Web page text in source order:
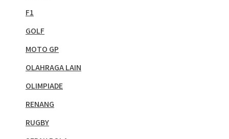
F1
GOLF
MOTO GP
OLAHRAGA LAIN
OLIMPIADE
RENANG
RUGBY